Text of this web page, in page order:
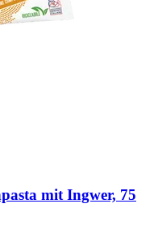
mit Ingwer, 75